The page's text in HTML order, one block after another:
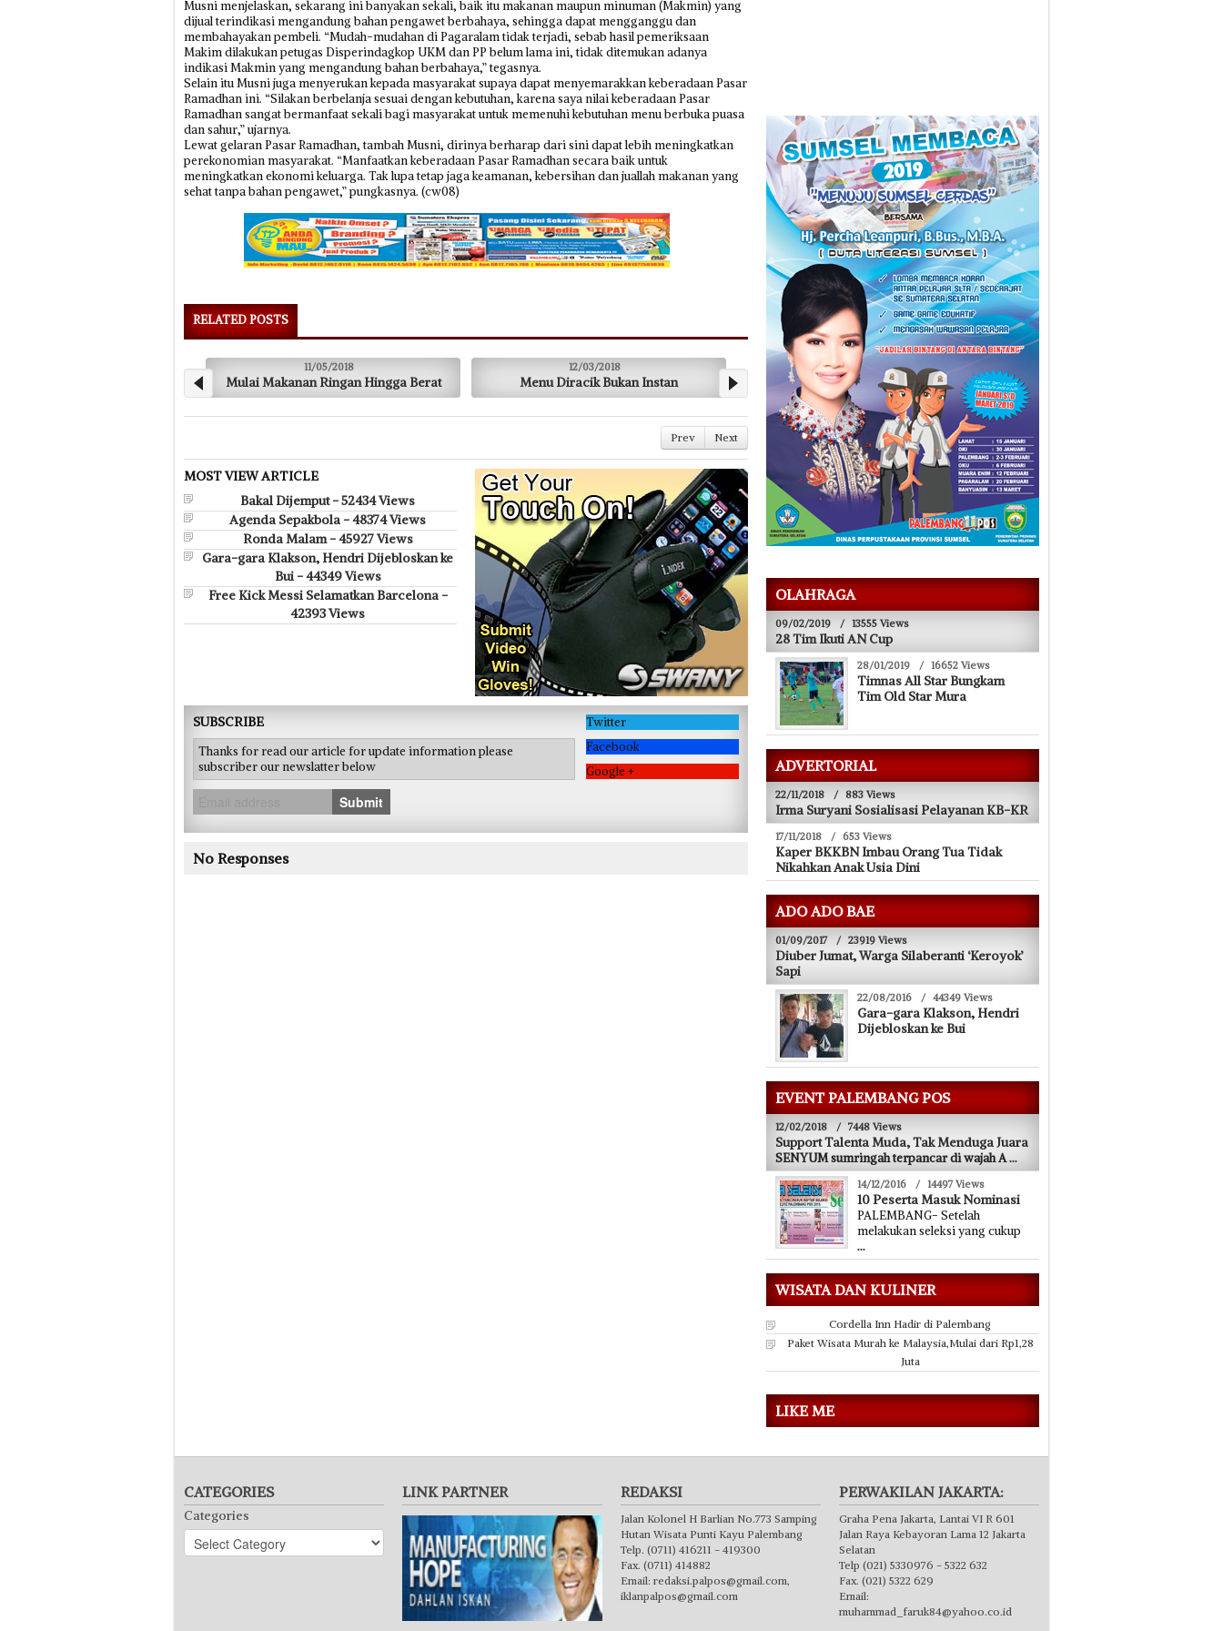
Musni menjelaskan, sekarang ini banyakan sekali, baik itu makanan maupun minuman (Makmin) yang
dijual terindikasi mengandung bahan pengawet berbahaya, sehingga dapat mengganggu dan
membahayakan pembeli. “Mudah-mudahan di Pagaralam tidak terjadi, sebab hasil pemeriksaan
Makim dilakukan petugas Disperindagkop UKM dan PP belum lama ini, tidak ditemukan adanya
indikasi Makmin yang mengandung bahan berbahaya,” tegasnya.
Selain itu Musni juga menyerukan kepada masyarakat supaya dapat menyemarakkan keberadaan Pasar
Ramadhan ini. “Silakan berbelanja sesuai dengan kebutuhan, karena saya nilai keberadaan Pasar
Ramadhan sangat bermanfaat sekali bagi masyarakat untuk memenuhi kebutuhan menu berbuka puasa
dan sahur,” ujarnya.
Lewat gelaran Pasar Ramadhan, tambah Musni, dirinya berharap dari sini dapat lebih meningkatkan
perekonomian masyarakat. “Manfaatkan keberadaan Pasar Ramadhan secara baik untuk
meningkatkan ekonomi keluarga. Tak lupa tetap jaga keamanan, kebersihan dan juallah makanan yang
sehat tanpa bahan pengawet,” pungkasnya. (cw08)
RELATED POSTS
Mulai Makanan Ringan Hingga Berat Menu Diracik Bukan Instan
26/02/2018
Beli Sang Pisang, Bisa Dinner Bareng
Kaesang
Kemenpar Ajak Kornas Gemilang AG
Wujudkan Floating Market Food Tour di
Prev Next
MOST VIEW ARTICLE
Bakal Dijemput - 52434 Views
Agenda Sepakbola - 48374 Views
Ronda Malam - 45927 Views
Gara-gara Klakson, Hendri Dijebloskan ke
Bui - 44349 Views
Free Kick Messi Selamatkan Barcelona -
42393 Views
SUBSCRIBE
Thanks for read our article for update information please
subscriber our newslatter below
Submit
Twitter
Facebook
Google +
No Responses
OLAHRAGA
09/02/2019 / 13555 Views
28 Tim Ikuti AN Cup
28/01/2019 / 16652 Views
Timnas All Star Bungkam
Tim Old Star Mura
ADVERTORIAL
22/11/2018 / 883 Views
Irma Suryani Sosialisasi Pelayanan KB-KR
17/11/2018 / 653 Views
Kaper BKKBN Imbau Orang Tua Tidak
Nikahkan Anak Usia Dini
ADO ADO BAE
01/09/2017 / 23919 Views
Diuber Jumat, Warga Silaberanti ‘Keroyok’
Sapi
22/08/2016 / 44349 Views
Gara-gara Klakson, Hendri
Dijebloskan ke Bui
EVENT PALEMBANG POS
12/02/2018 / 7448 Views
Support Talenta Muda, Tak Menduga Juara
SENYUM sumringah terpancar di wajah A...
14/12/2016 / 14497 Views
10 Peserta Masuk Nominasi
PALEMBANG- Setelah
melakukan seleksi yang cukup
...
WISATA DAN KULINER
Cordella Inn Hadir di Palembang
Paket Wisata Murah ke Malaysia,Mulai dari Rp1,28
Juta
LIKE ME
CATEGORIES
Categories
LINK PARTNER REDAKSI
Jalan Kolonel H Barlian No.773 Samping
Hutan Wisata Punti Kayu Palembang
Telp. (0711) 416211 - 419300
Fax. (0711) 414882
Email: redaksi.palpos@gmail.com,
iklanpalpos@gmail.com
PERWAKILAN JAKARTA:
Graha Pena Jakarta, Lantai VI R 601
Jalan Raya Kebayoran Lama 12 Jakarta
Selatan
Telp (021) 5330976 - 5322 632
Fax. (021) 5322 629
Email:
muhammad_faruk84@yahoo.co.id